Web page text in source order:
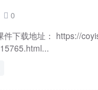
 0
件下载地址： https://